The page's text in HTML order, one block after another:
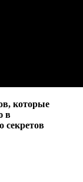
которые
в
секретов